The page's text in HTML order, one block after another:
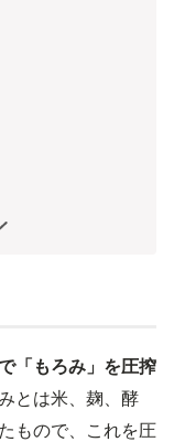
「もろみ」を圧搾
とは米、麹、酵
もので、これを圧